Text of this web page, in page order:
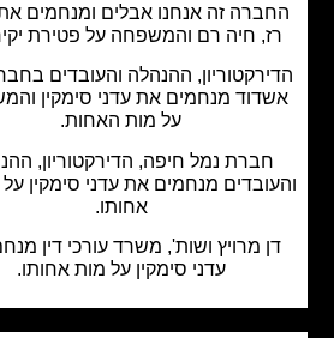
זה אנחנו אבלים ומנחמים את אריה
חיה רם והמשפחה על פטירת יקירתם.
ההנהלה והעובדים בחברת נמל
מנחמים את עדני סימקין והמשפחה
על מות האחות.
נמל חיפה, הדירקטוריון, ההנהלה
מנחמים את עדני סימקין על פטירת
מרויץ ושות', משרד עורכי דין מנחם את
עדני סימקין על מות אחותו.